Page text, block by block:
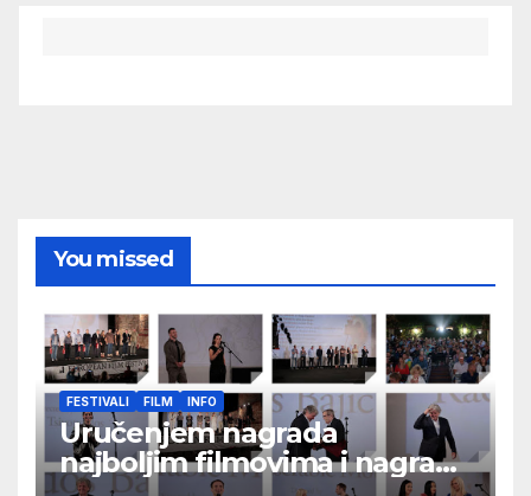
You missed
FESTIVALI FILM INFO
Uručenjem nagrada
najboljim filmovima i nagrade